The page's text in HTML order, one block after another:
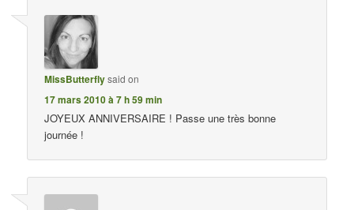
MissButterflysaid on
17 mars 2010 à 7 h 59 min
JOYEUX ANNIVERSAIRE ! Passe une très bonne
journée !